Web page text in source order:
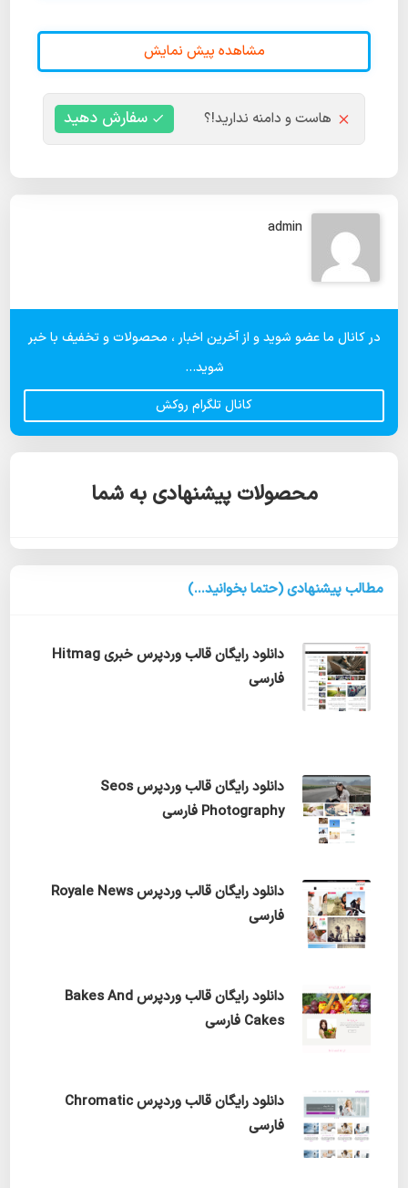
مشاهده پیش نمایش
هاست و دامنه ندارید!؟ سفارش دهید
admin
در کانال ما عضو شوید و از آخرین اخبار ، محصولات و تخفیف با خبر
شوید...
کانال تلگرام روکش
محصولات پیشنهادی به شما
مطالب پیشنهادی (حتما بخوانید...)
دانلود رایگان قالب وردپرس خبری Hitmag
فارسی
دانلود رایگان قالب وردپرس Seos
Photography فارسی
دانلود رایگان قالب وردپرس Royale News
فارسی
دانلود رایگان قالب وردپرس Bakes And
Cakes فارسی
دانلود رایگان قالب وردپرس Chromatic
فارسی